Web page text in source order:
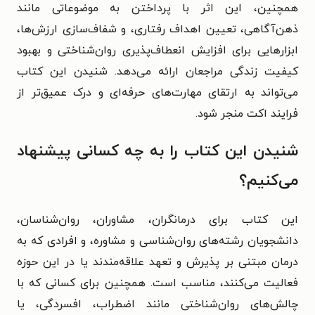
همچنین، این اثر با پرداختن به موضوعاتی مانند
ذهن‌آگاهی، تعیین اهداف رفتاری، و شفاف‌سازی ارزش‌ها،
ابزارهایی برای افزایش انعطاف‌پذیری روان‌شناختی و بهبود
کیفیت زندگی مراجعان ارائه می‌دهد. شنیدن این کتاب
می‌تواند به ارتقای مهارت‌های حرفه‌ای و درک عمیق‌تر از
فرایند اکت منجر شود.
شنیدن این کتاب را به چه کسانی پیشنهاد
می‌کنیم؟
این کتاب برای درمانگران، مشاوران، روان‌شناسان،
دانشجویان رشته‌های روان‌شناسی و مشاوره، و افرادی که به
درمان مبتنی بر پذیرش و تعهد علاقه‌مندند یا در این حوزه
فعالیت می‌کنند، مناسب است. همچنین برای کسانی که با
چالش‌های روان‌شناختی مانند اضطراب، افسردگی، یا